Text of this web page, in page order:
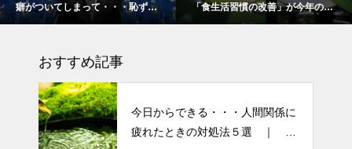
半年ぶりの投稿です・・・さぼ
「食生活習慣の改善」が今年の
テーマです。
癖がついてしまって・・・恥ずか
しぃ～ (〃ﾉωﾉ)
「食生活習慣の改善」が今年のテ
ーマです。
おすすめ記事
今日からできる・・・人間関係に
疲れたときの対処法５選 ｜ 心